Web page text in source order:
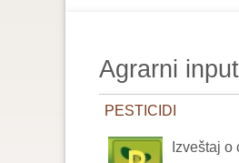
Agrarni
PESTICIDI
Izveštaj